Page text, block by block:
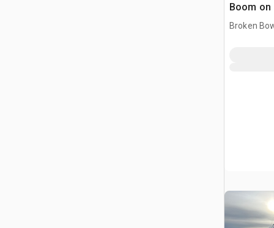
Boom on
L8513
Broken